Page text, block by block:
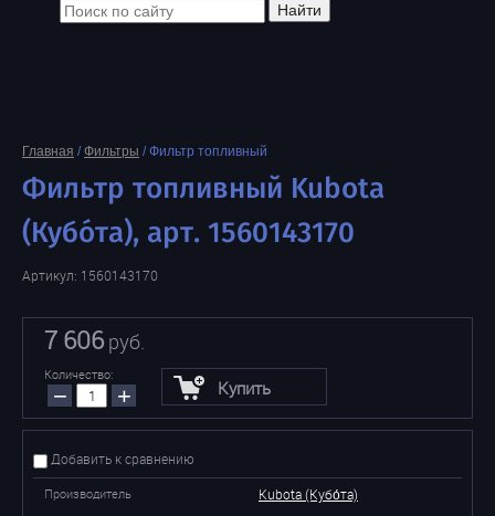
Найти
Главная /Фильтры /Фильтр топливный
Фильтр топливный Kubota
(Кубо́та), арт. 1560143170
Артикул: 1560143170
7 606руб.
Количество:
− + Купить
Добавить к сравнению
Производитель
Kubota (Кубо́та)